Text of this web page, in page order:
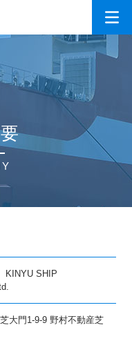
KINYU SHIP
大門1-9-9 野村不動産芝